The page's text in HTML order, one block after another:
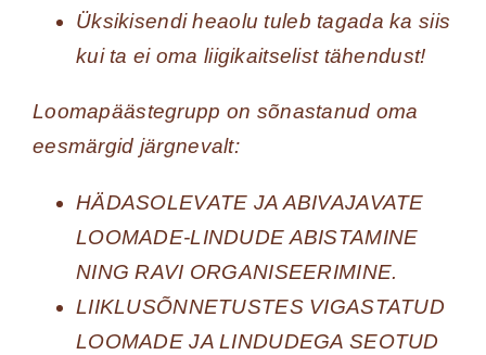
Üksikisendi heaolu tuleb tagada ka siis
kui ta ei oma liigikaitselist tähendust!
Loomapäästegrupp on sõnastanud oma
eesmärgid järgnevalt:
HÄDASOLEVATE JA ABIVAJAVATE
LOOMADE-LINDUDE ABISTAMINE
NING RAVI ORGANISEERIMINE.
LIIKLUSÕNNETUSTES VIGASTATUD
LOOMADE JA LINDUDEGA SEOTUD